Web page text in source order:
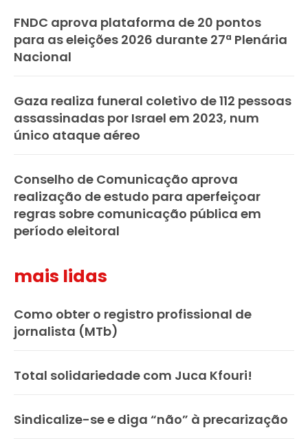
FNDC aprova plataforma de 20 pontos
para as eleições 2026 durante 27ª Plenária
Nacional
Gaza realiza funeral coletivo de 112 pessoas
assassinadas por Israel em 2023, num
único ataque aéreo
Conselho de Comunicação aprova
realização de estudo para aperfeiçoar
regras sobre comunicação pública em
período eleitoral
mais lidas
Como obter o registro profissional de
jornalista (MTb)
Total solidariedade com Juca Kfouri!
Sindicalize-se e diga “não” à precarização